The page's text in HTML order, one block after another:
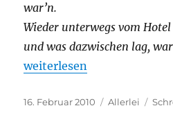
war’n.
Wieder unterwegs vom
und was dazwischen lag,
„Das Mädchen aus
weiterlesen
Veröffentlicht
16. Februar 2010 Kategorien
Allerlei